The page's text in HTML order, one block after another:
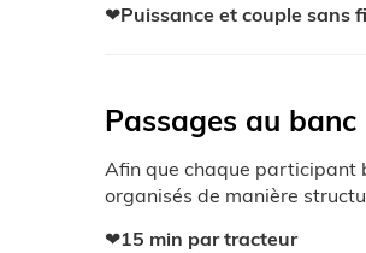
❤Puissance et couple sans
Passages au
Afin que chaque participant
organisés de manière
❤15 min par tracteur